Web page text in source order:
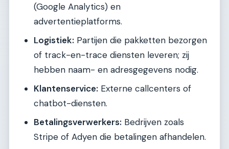
(Google Analytics) en
advertentieplatforms.
Logistiek: Partijen die pakketten bezorgen
of track-en-trace diensten leveren; zij
hebben naam- en adresgegevens nodig.
Klantenservice: Externe callcenters of
chatbot-diensten.
Betalingsverwerkers: Bedrijven zoals
Stripe of Adyen die betalingen afhandelen.